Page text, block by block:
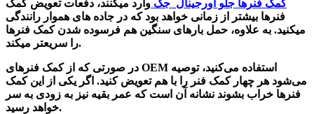
کمک فنرها جلو اورجینال جک وارد میکنند، دفعات تعویض کمک
فنرها بیشتر از زمانی خواهد بود که در جاده های هموار رانندگی
میکنید. به علاوه، حمل بارهای سنگین هم فرسوده شدن کمک فنرها
را سریعتر میکند.
در صورتی که از کمک فنرهای OEM استفاده می‌کنید، توصیه
می‌شود هر چهار کمک فنر را با هم تعویض کنید. اگر یکی از این کمک
فنرها خراب بشوند نشانه آن است که عمر بقیه نیز به زودی به سر
خواهد رسید.